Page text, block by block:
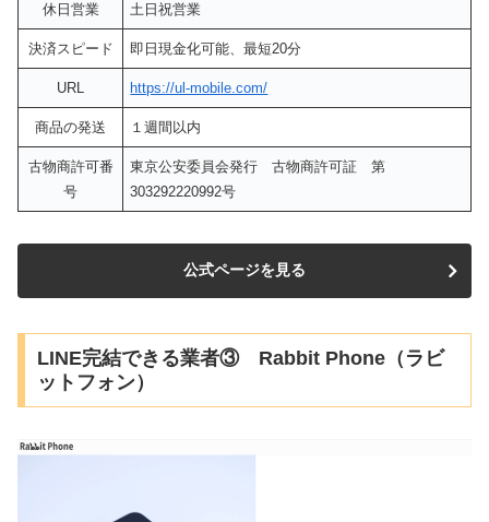
休日営業 土日祝営業
決済スピード 即日現金化可能、最短20分
URL https://ul-mobile.com/
商品の発送 １週間以内
古物商許可番
号
東京公安委員会発行 古物商許可証 第
303292220992号
公式ページを見る
LINE完結できる業者③ Rabbit Phone（ラビ
ットフォン）